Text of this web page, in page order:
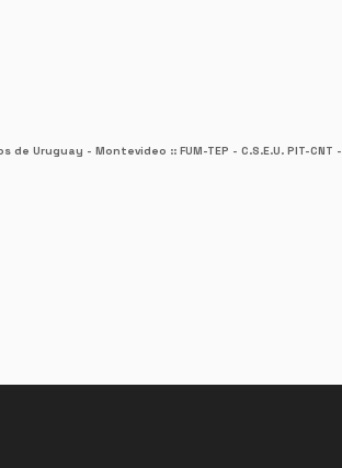
Uruguay - Montevideo :: FUM-TEP - C.S.E.U. PIT-CNT -